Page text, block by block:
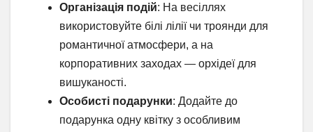
Організація подій: На весіллях
використовуйте білі лілії чи троянди для
романтичної атмосфери, а на
корпоративних заходах — орхідеї для
вишуканості.
Особисті подарунки: Додайте до
подарунка одну квітку з особливим